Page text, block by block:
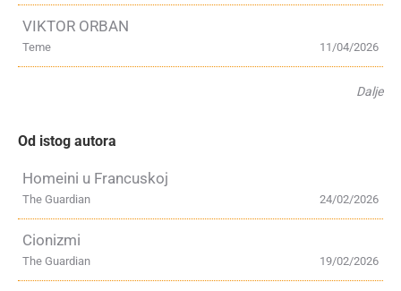
VIKTOR ORBAN
11/04/2026
Teme
Dalje
Od istog autora
Homeini u Francuskoj
24/02/2026
The Guardian
Cionizmi
19/02/2026
The Guardian